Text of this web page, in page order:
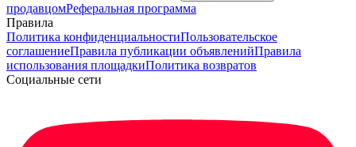
продавцомРеферальная программа
Правила
Политика конфиденциальностиПользовательское
соглашениеПравила публикации объявленийПравила
использования площадкиПолитика возвратов
Социальные сети